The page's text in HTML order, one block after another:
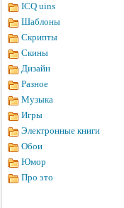
ICQ uins
Шаблоны
Скрипты
Скины
Дизайн
Разное
Музыка
Игры
Электронные книги
Обои
Юмор
Про это